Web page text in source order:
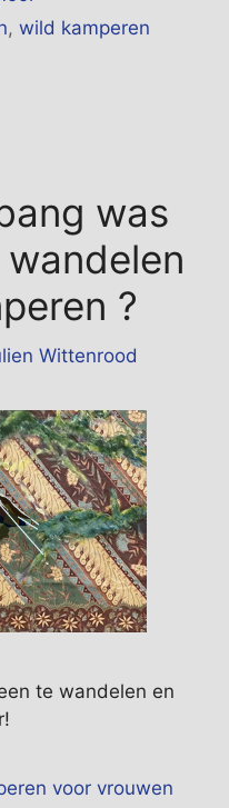
,wild kamperen
was
?
Wittenrood
te wandelen en
voor vrouwen